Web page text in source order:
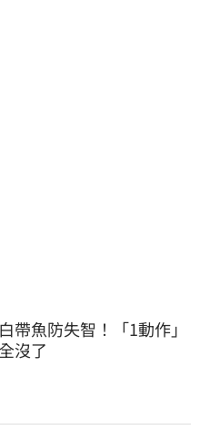
帶魚防失智！「1動作」
沒了